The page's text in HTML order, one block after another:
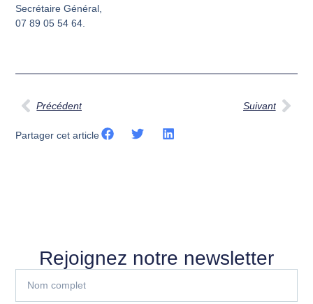
Secrétaire Général,
07 89 05 54 64.
Précédent Suivant
Partager cet article
Rejoignez notre newsletter